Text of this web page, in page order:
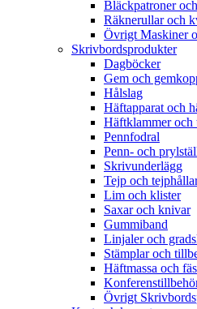
Bläckpatroner
Räknerullar och
Övrigt Maskiner
Skrivbordsprodukter
Dagböcker
Gem och
Hålslag
Häftapparat och
Häftklammer och
Pennfodral
Penn- och
Skrivunderlägg
Tejp och
Lim och klister
Saxar och knivar
Gummiband
Linjaler och
Stämplar och
Häftmassa och
Övrigt